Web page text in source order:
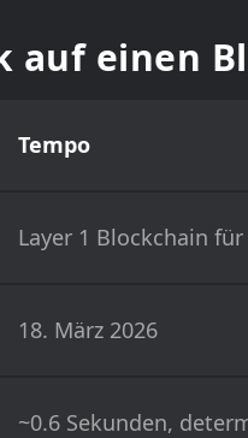
auf einen
Tempo
Layer 1 Blockchain
18. März 2026
~0.6 Sekunden,